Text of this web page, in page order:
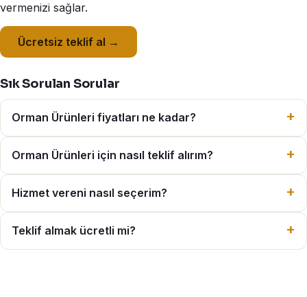
vermenizi sağlar.
Ücretsiz teklif al →
Sık Sorulan Sorular
Orman Ürünleri fiyatları ne kadar?
Orman Ürünleri için nasıl teklif alırım?
Hizmet vereni nasıl seçerim?
Teklif almak ücretli mi?